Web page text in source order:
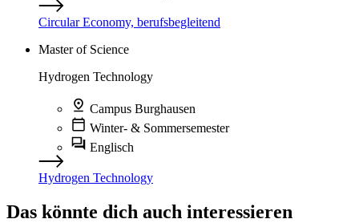
Circular Economy, berufsbegleitend
Master of Science
Hydrogen Technology
Campus Burghausen
Winter- & Sommersemester
Englisch
Hydrogen Technology
Das könnte dich auch interessieren